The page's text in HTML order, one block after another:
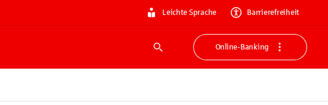
Leichte Sprache Barrierefreiheit
Suche
Online-Banking